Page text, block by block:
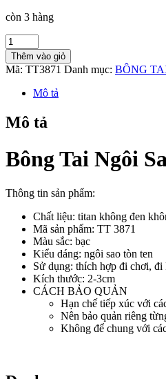
còn 3 hàng
Bông
Tai
Ngôi
Sao
Tòn
Titan
Ko
TT
3871
lượng
Thêm vào giỏ
Mã: TT3871 Danh mục: BÔNG
Mô tả
Mô tả
Bông Tai Ngôi
Thông tin sản phẩm:
Chất liệu: titan không đen
Mã sản phẩm: TT 3871
Màu sắc: bạc
Kiểu dáng: ngôi sao tòn ten
Sử dụng: thích hợp đi chơi, đi
Kích thước: 2-3cm
CÁCH BẢO QUẢN
Hạn chế tiếp xúc với
Nên bảo quản riêng
Không để chung với